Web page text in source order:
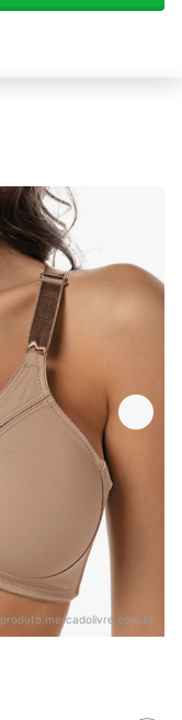
produto.mercadolivre.com.br